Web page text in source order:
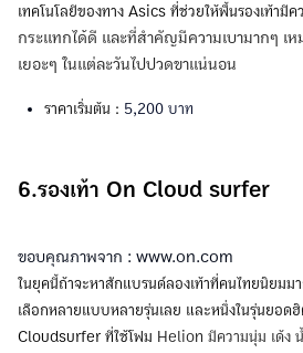
เทคโนโลยีของทาง Asics ที่ช่วยให้พื้นรองเท้ามี
กระแทกได้ดี และที่สำคัญมีความเบามากๆ เ
เยอะๆ ในแต่ละวันไปปวดขาแน่นอน
ราคาเริ่มต้น : 5,200 บาท
6.รองเท้า On Cloud surfer
ขอบคุณภาพจาก : www.on.com
ในยุคนี้ถ้าจะหาสักแบรนด์ลองเท้าที่คนไทยนิยมม
เลือกหลายแบบหลายรุ่นเลย และหนึ่งในรุ่นยอด
Cloudsurfer ที่ใช้โฟม Helion มีความนุ่ม เด้ง